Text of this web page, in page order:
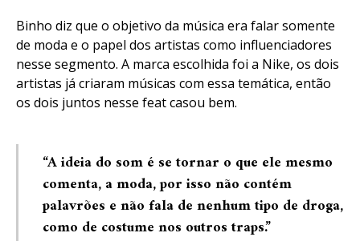
Binho diz que o objetivo da música era falar somente
de moda e o papel dos artistas como influenciadores
nesse segmento. A marca escolhida foi a Nike, os dois
artistas já criaram músicas com essa temática, então
os dois juntos nesse feat casou bem.
“A ideia do som é se tornar o que ele mesmo
comenta, a moda, por isso não contém
palavrões e não fala de nenhum tipo de droga,
como de costume nos outros traps.”